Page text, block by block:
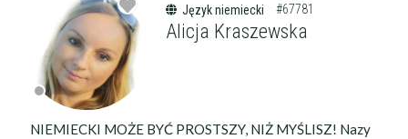
Język niemiecki #67781
Alicja Kraszewska
NIEMIECKI MOŻE BYĆ PROSTSZY, NIŻ MYŚLISZ! Nazy